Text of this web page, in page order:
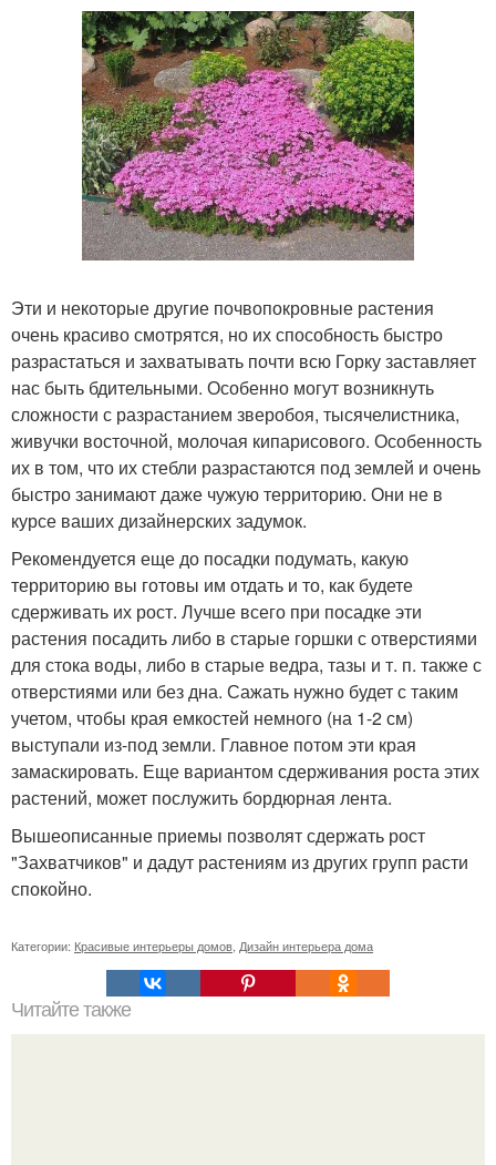
Эти и некоторые другие почвопокровные растения
очень красиво смотрятся, но их способность быстро
разрастаться и захватывать почти всю Горку заставляет
нас быть бдительными. Особенно могут возникнуть
сложности с разрастанием зверобоя, тысячелистника,
живучки восточной, молочая кипарисового. Особенность
их в том, что их стебли разрастаются под землей и очень
быстро занимают даже чужую территорию. Они не в
курсе ваших дизайнерских задумок.
Рекомендуется еще до посадки подумать, какую
территорию вы готовы им отдать и то, как будете
сдерживать их рост. Лучше всего при посадке эти
растения посадить либо в старые горшки с отверстиями
для стока воды, либо в старые ведра, тазы и т. п. также с
отверстиями или без дна. Сажать нужно будет с таким
учетом, чтобы края емкостей немного (на 1-2 см)
выступали из-под земли. Главное потом эти края
замаскировать. Еще вариантом сдерживания роста этих
растений, может послужить бордюрная лента.
Вышеописанные приемы позволят сдержать рост
"Захватчиков" и дадут растениям из других групп расти
спокойно.
Категории: Красивые интерьеры домов Дизайн интерьера дома
Читайте также